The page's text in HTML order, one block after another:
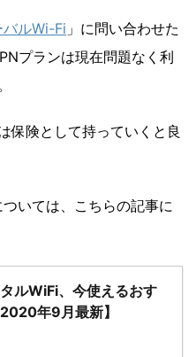
バルWi-Fi 」に問い合わせた
プランは現在問題なく利
保険として持っていくと良
いては、こちらの記事に
ルWiFi、今使えるおす
年9月最新】